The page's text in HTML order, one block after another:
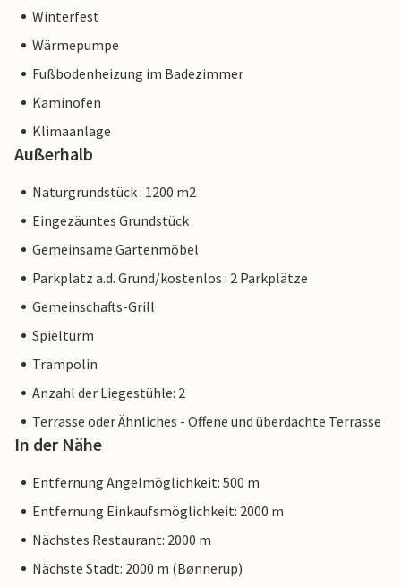
Winterfest
Wärmepumpe
Fußbodenheizung im Badezimmer
Kaminofen
Klimaanlage
Außerhalb
Naturgrundstück : 1200 m2
Eingezäuntes Grundstück
Gemeinsame Gartenmöbel
Parkplatz a.d. Grund/kostenlos : 2 Parkplätze
Gemeinschafts-Grill
Spielturm
Trampolin
Anzahl der Liegestühle: 2
Terrasse oder Ähnliches - Offene und überdachte Terrasse
In der Nähe
Entfernung Angelmöglichkeit: 500 m
Entfernung Einkaufsmöglichkeit: 2000 m
Nächstes Restaurant: 2000 m
Nächste Stadt: 2000 m (Bønnerup)